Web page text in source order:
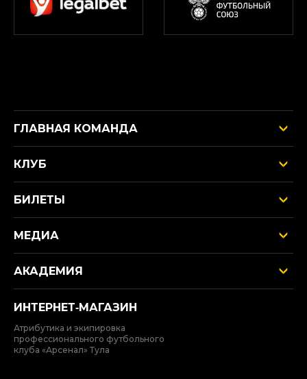
ГЛАВНАЯ КОМАНДА
КЛУБ
БИЛЕТЫ
МЕДИА
АКАДЕМИЯ
ИНТЕРНЕТ‑МАГАЗИН
Атрибутика и экипировка
профессионального футбольного
клуба «Арсенал» Тула